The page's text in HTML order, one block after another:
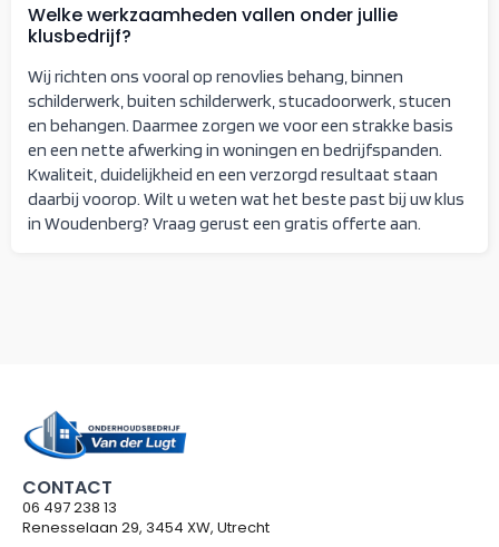
Welke werkzaamheden vallen onder jullie
klusbedrijf?
Wij richten ons vooral op renovlies behang, binnen
schilderwerk, buiten schilderwerk, stucadoorwerk, stucen
en behangen. Daarmee zorgen we voor een strakke basis
en een nette afwerking in woningen en bedrijfspanden.
Kwaliteit, duidelijkheid en een verzorgd resultaat staan
daarbij voorop. Wilt u weten wat het beste past bij uw klus
in Woudenberg? Vraag gerust een gratis offerte aan.
CONTACT
06 497 238 13
Renesselaan 29, 3454 XW, Utrecht